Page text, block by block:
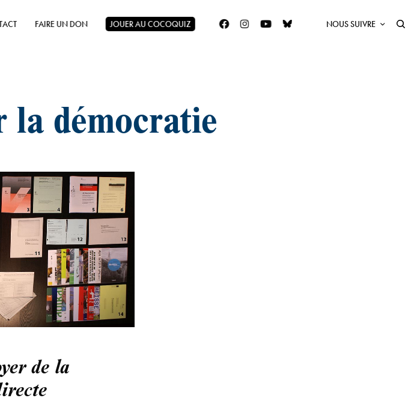
FAIRE UN DON JOUER AU COCOQUIZ NOUS SUIVRE
la démocratie
de la